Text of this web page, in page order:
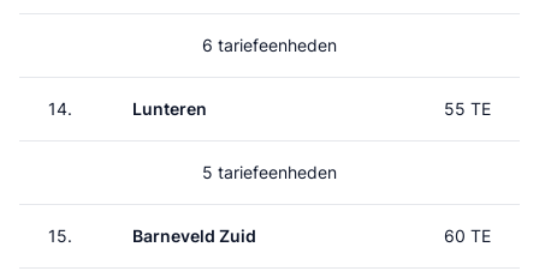
6 tariefeenheden
14. Lunteren 55 TE
5 tariefeenheden
15. Barneveld Zuid 60 TE